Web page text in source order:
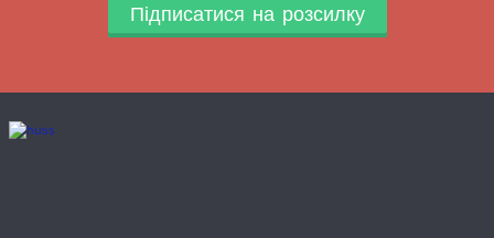
Підписатися на розсилку